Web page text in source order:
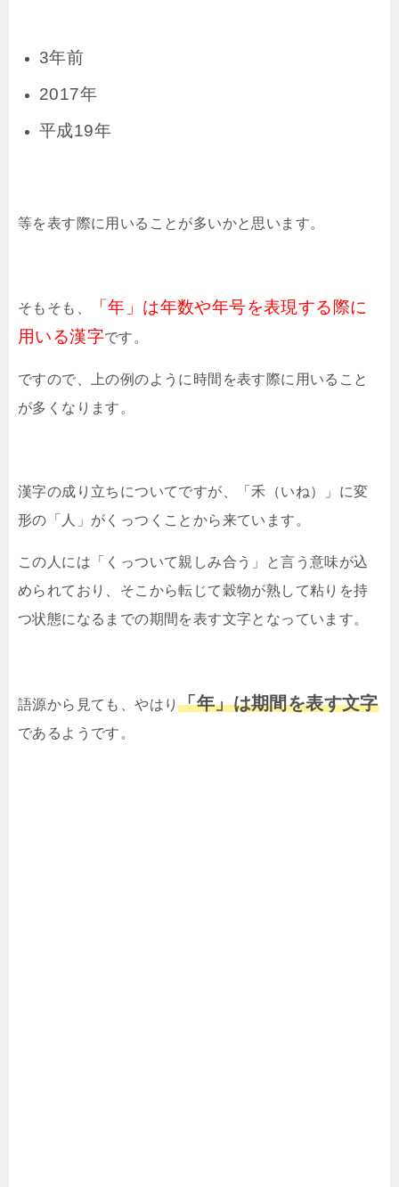
3年前
2017年
平成19年
等を表す際に用いることが多いかと思います。
そもそも、
「年」は年数や年号を表現する際に
用いる漢字です。
ですので、上の例のように時間を表す際に用いること
が多くなります。
漢字の成り立ちについてですが、「禾（いね）」に変
形の「人」がくっつくことから来ています。
この人には「くっついて親しみ合う」と言う意味が込
められており、そこから転じて穀物が熟して粘りを持
つ状態になるまでの期間を表す文字となっています。
語源から見ても、やはり「年」は期間を表す文字
であるようです。